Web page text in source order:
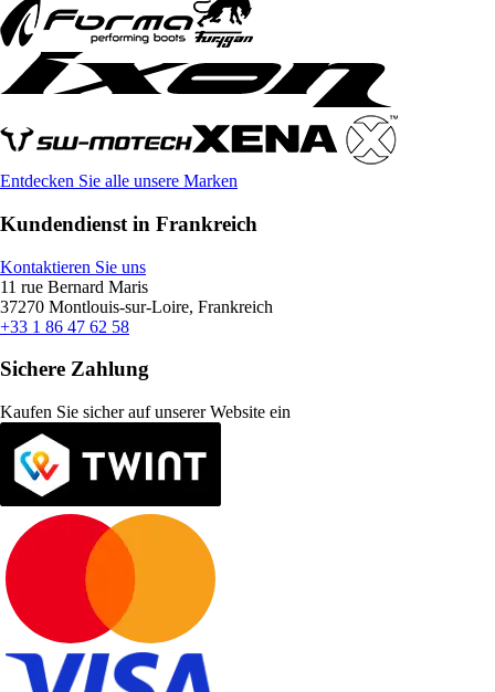
Entdecken Sie alle unsere Marken
Kundendienst in Frankreich
Kontaktieren Sie uns
11 rue Bernard Maris
37270 Montlouis-sur-Loire, Frankreich
+33 1 86 47 62 58
Sichere Zahlung
Kaufen Sie sicher auf unserer Website ein